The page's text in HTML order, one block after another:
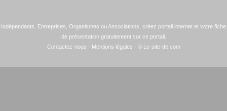
Indépendants, Entreprises, Organismes ou Associations, créez portail internet et votre fiche
de présentation gratuitement sur ce portail.
Contactez-nous - Mentions légales - © Le-site-de.com